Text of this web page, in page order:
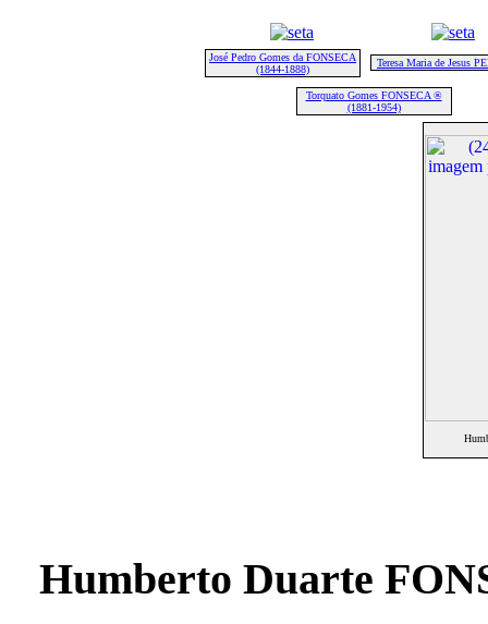
José Pedro Gomes da FONSECA
(1844-1888)
Teresa Maria de Jesus
Torquato Gomes FONSECA ®
(1881-1954)
Humberto Duarte